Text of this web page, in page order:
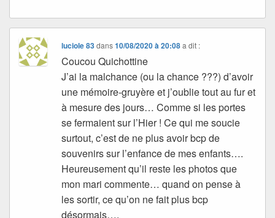
luciole 83dans10/08/2020 à 20:08 a dit :
Coucou Quichottine
J’ai la malchance (ou la chance ???) d’avoir
une mémoire-gruyère et j’oublie tout au fur et
à mesure des jours… Comme si les portes
se fermaient sur l’Hier ! Ce qui me soucie
surtout, c’est de ne plus avoir bcp de
souvenirs sur l’enfance de mes enfants….
Heureusement qu’il reste les photos que
mon mari commente… quand on pense à
les sortir, ce qu’on ne fait plus bcp
désormais….